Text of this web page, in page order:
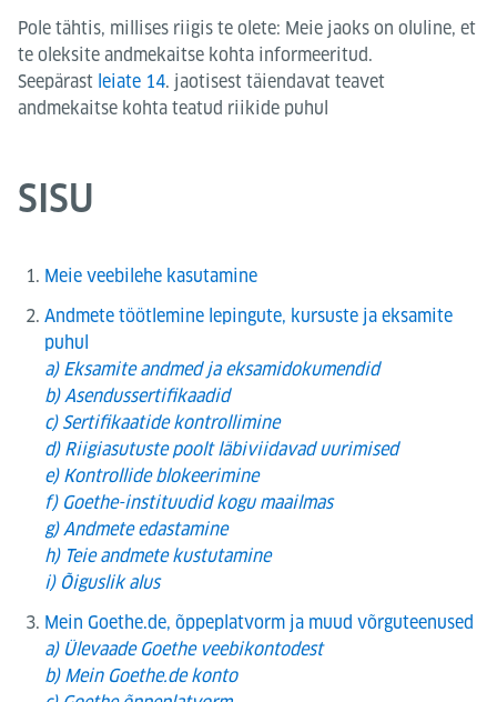
Pole tähtis, millises riigis te olete: Meie jaoks on oluline, et
te oleksite andmekaitse kohta informeeritud.
Seepärast leiate 14. jaotisest täiendavat teavet
andmekaitse kohta teatud riikide puhul
SISU
Meie veebilehe kasutamine
Andmete töötlemine lepingute, kursuste ja eksamite
puhul
a) Eksamite andmed ja eksamidokumendid
b) Asendussertifikaadid
c) Sertifikaatide kontrollimine
d) Riigiasutuste poolt läbiviidavad uurimised
e) Kontrollide blokeerimine
f) Goethe-instituudid kogu maailmas
g) Andmete edastamine
h) Teie andmete kustutamine
i) Õiguslik alus
Mein Goethe.de, õppeplatvorm ja muud võrguteenused
a) Ülevaade Goethe veebikontodest
b) Mein Goethe.de konto